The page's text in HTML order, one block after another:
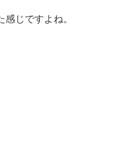
じですよね。